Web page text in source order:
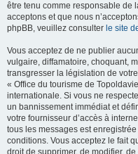
être tenu comme responsable de
acceptons et que nous
phpBB, veuillez consulter le site
Vous acceptez de ne publier
vulgaire, diffamatoire, choquant,
transgresser la législation de
« Office du tourisme de
internationale. Si vous ne
un bannissement immédiat et
votre fournisseur d’accès à
tous les messages est
conditions. Vous acceptez le fait
droit de supprimer, de modifier,